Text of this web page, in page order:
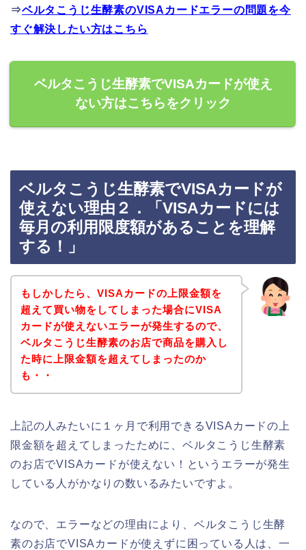
⇒ベルタこうじ生酵素のVISAカードエラーの問題を今
すぐ解決したい方はこちら
ベルタこうじ生酵素でVISAカードが使え
ない方はこちらをクリック
ベルタこうじ生酵素でVISAカードが
使えない理由２．「VISAカードには
毎月の利用限度額があることを理解
する！」
もしかしたら、VISAカードの上限金額を
超えて買い物をしてしまった場合にVISA
カードが使えないエラーが発生するので、
ベルタこうじ生酵素のお店で商品を購入し
た時に上限金額を超えてしまったのか
も・・
上記の人みたいに１ヶ月で利用できるVISAカードの上
限金額を超えてしまったために、ベルタこうじ生酵素
のお店でVISAカードが使えない！というエラーが発生
している人がかなりの数いるみたいですよ。
なので、エラーなどの理由により、ベルタこうじ生酵
素のお店でVISAカードが使えずに困っている人は、一